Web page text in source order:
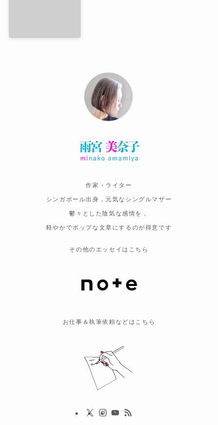
作家・ライター
シンガポール出身，元気なシングルマザー
鬱々とした陰気な感情を，
軽やかでポップな文章にするのが得意です
その他のエッセイはこちら
お仕事＆執筆依頼などはこちら